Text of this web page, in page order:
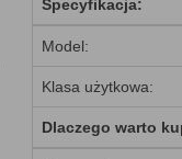
Specyfikacja:
Model:
Klasa użytkowa:
Dlaczego warto